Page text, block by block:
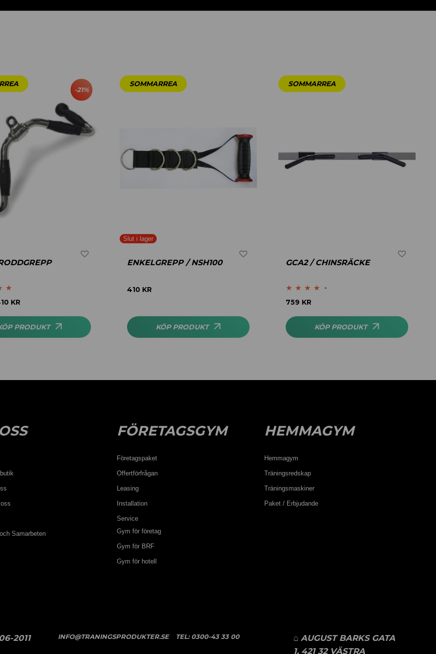
-21%
KR
PRODUKT
ENKELGREPP / NSH100
410 KR
KÖP PRODUKT
GCA2 / CHINSRÄCKE
Betygsatt
759 KR
KÖP PRODUKT
Samarbeten
FÖRETAGSGYM
Företagspaket
Offertförfrågan
Leasing
Installation
Service
Gym för företag
Gym för BRF
Gym för hotell
HEMMAGYM
Hemmagym
Träningsredskap
Träningsmaskiner
Paket / Erbjudande
2011 INFO@TRANINGSPRODUKTER.SE TEL:0300-43 33 00
⌂ AUGUST BARKS GATA
1, 421 32 VÄSTRA